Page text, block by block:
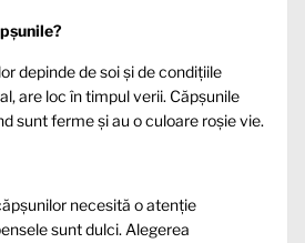
depinde de soi și de condițiile
are loc în timpul verii. Căpșunile
sunt ferme și au o culoare roșie vie.
necesită o atenție
sunt dulci. Alegerea